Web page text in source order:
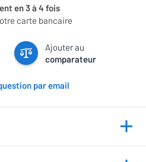
en 3 à 4 fois
carte bancaire
Ajouter au
comparateur
par email